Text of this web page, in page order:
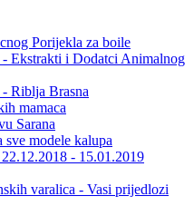
Porijekla za boile
- Ekstrakti i Dodatci Animalnog
Riblja Brasna
mamaca
Sarana
modele kalupa
- 15.01.2019
varalica - Vasi prijedlozi